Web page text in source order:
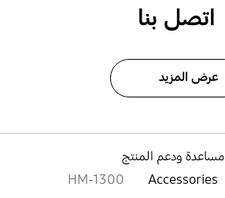
اتصل بنا
عرض المزيد
مساعدة ودعم المنتج
Accessories
HM-1300